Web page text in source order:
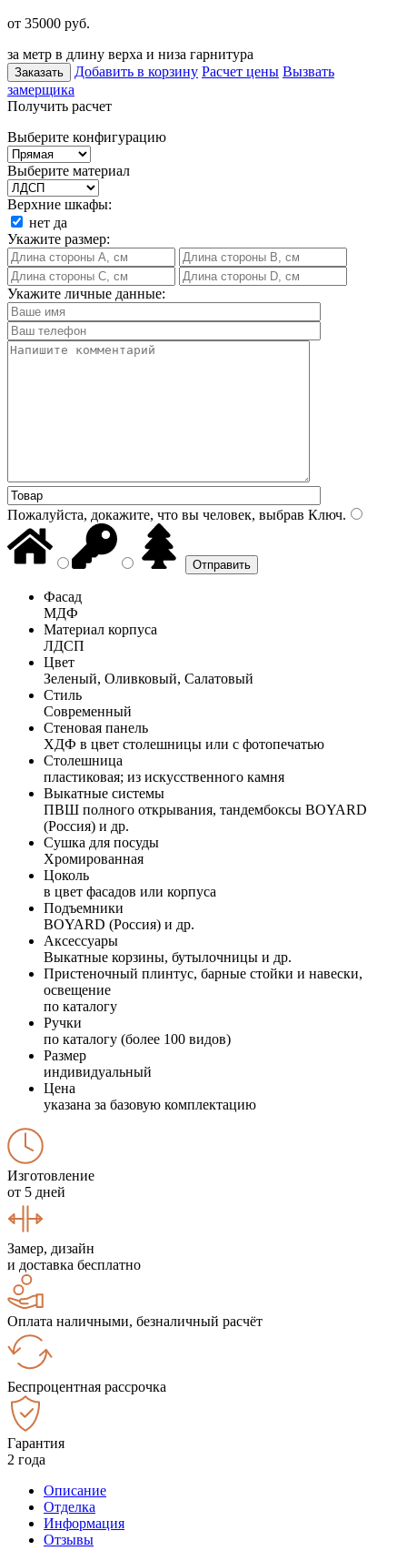
от 35000 руб.
за метр в длину верха и низа гарнитура
Заказать Добавить в корзину Расчет цены Вызвать
замерщика
Получить расчет
Выберите конфигурацию
Выберите материал
Верхние шкафы:
нет да
Укажите размер:
Укажите личные данные:
Пожалуйста, докажите, что вы человек, выбрав Ключ.
Фасад
МДФ
Материал корпуса
ЛДСП
Цвет
Зеленый, Оливковый, Салатовый
Стиль
Современный
Стеновая панель
ХДФ в цвет столешницы или с фотопечатью
Столешница
пластиковая; из искусственного камня
Выкатные системы
ПВШ полного открывания, тандембоксы BOYARD
(Россия) и др.
Сушка для посуды
Хромированная
Цоколь
в цвет фасадов или корпуса
Подъемники
BOYARD (Россия) и др.
Аксессуары
Выкатные корзины, бутылочницы и др.
Пристеночный плинтус, барные стойки и навески,
освещение
по каталогу
Ручки
по каталогу (более 100 видов)
Размер
индивидуальный
Цена
указана за базовую комплектацию
Изготовление
от 5 дней
Замер, дизайн
и доставка бесплатно
Оплата наличными, безналичный расчёт
Беспроцентная рассрочка
Гарантия
2 года
Описание
Отделка
Информация
Отзывы